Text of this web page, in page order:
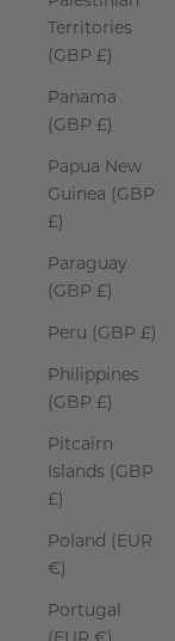
Territories
(GBP £)
Panama
(GBP £)
Papua New
Guinea (GBP
£)
Paraguay
(GBP £)
Peru (GBP £)
Philippines
(GBP £)
Pitcairn
Islands (GBP
£)
Poland (EUR
€)
Portugal